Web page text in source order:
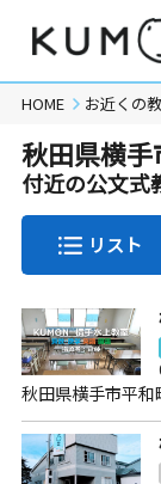
HOME お近くの
秋田県横
付近の公文式
リスト
秋田県横手市平